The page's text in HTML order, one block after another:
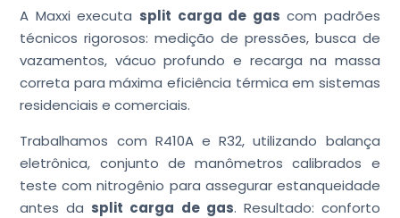
A Maxxi executa split carga de gas com padrões
técnicos rigorosos: medição de pressões, busca de
vazamentos, vácuo profundo e recarga na massa
correta para máxima eficiência térmica em sistemas
residenciais e comerciais.
Trabalhamos com R410A e R32, utilizando balança
eletrônica, conjunto de manômetros calibrados e
teste com nitrogênio para assegurar estanqueidade
antes da split carga de gas. Resultado: conforto